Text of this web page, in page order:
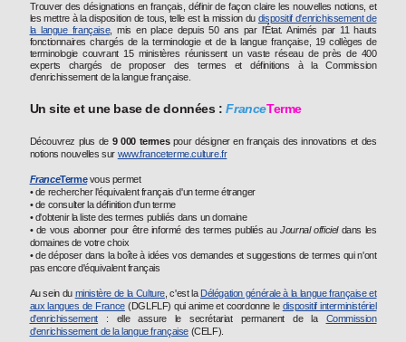
Trouver des désignations en français, définir de façon claire les nouvelles notions, et
les mettre à la disposition de tous, telle est la mission du dispositif d'enrichissement de
la langue française, mis en place depuis 50 ans par l'État. Animés par 11 hauts
fonctionnaires chargés de la terminologie et de la langue française, 19 collèges de
terminologie couvrant 15 ministères réunissent un vaste réseau de près de 400
experts chargés de proposer des termes et définitions à la Commission
d'enrichissement de la langue française.
Un site et une base de données :FranceTerme
Découvrez plus de 9 000 termespour désigner en français des innovations et des
notions nouvelles sur www.franceterme.culture.fr
FranceTermevous permet
• de rechercher l'équivalent français d'un terme étranger
• de consulter la définition d'un terme
• d'obtenir la liste des termes publiés dans un domaine
• de vous abonner pour être informé des termes publiés auJournal officieldans les
domaines de votre choix
• de déposer dans la boîte à idées vos demandes et suggestions de termes qui n'ont
pas encore d'équivalent français
Au sein du ministère de la Culture, c'est la Délégation générale à la langue française et
aux langues de France(DGLFLF) qui anime et coordonne le dispositif interministériel
d'enrichissement : elle assure le secrétariat permanent de la Commission
d'enrichissement de la langue française(CELF).